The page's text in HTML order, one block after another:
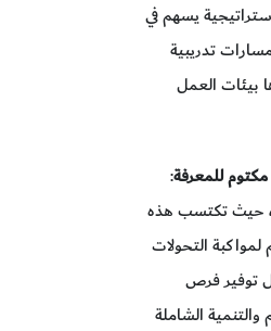
يسهم في
تدريبية
بيئات العمل
للمعرفة:
حيث تكتسب هذه
التحولات
توفير فرص
الشاملة